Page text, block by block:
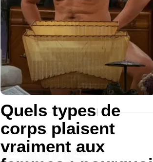
Quels types de
corps plaisent
vraiment aux